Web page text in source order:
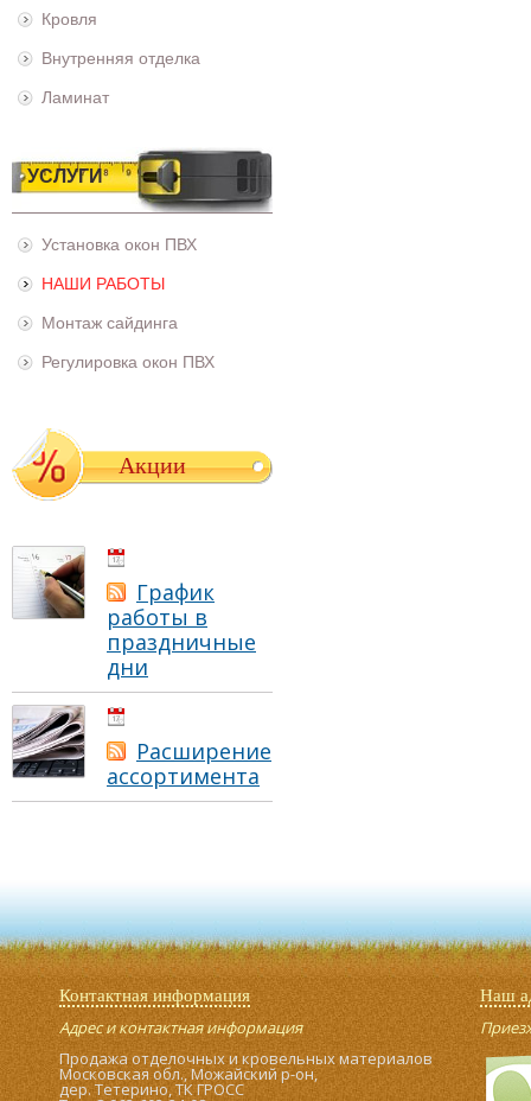
Кровля
Внутренняя отделка
Ламинат
УСЛУГИ
Установка окон ПВХ
НАШИ РАБОТЫ
Монтаж сайдинга
Регулировка окон ПВХ
Акции
График
работы в
праздничные
дни
Расширение
ассортимента
Контактная информация
Адрес и контактная информация
Продажа отделочных и кровельных материалов
Московская обл., Можайский р-он,
дер. Тетерино, ТК ГРОСС
Наш